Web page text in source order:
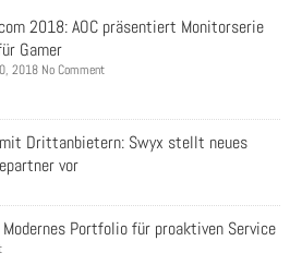
2018: AOC präsentiert Monitorserie
Gamer
2018 No Comment
Drittanbietern: Swyx stellt neues
vor
Portfolio für proaktiven Service